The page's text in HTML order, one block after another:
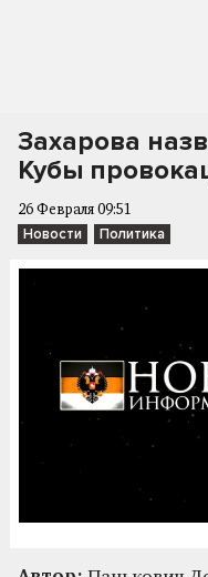
Захарова
Кубы
26 Февраля 09:51
Новости Политика